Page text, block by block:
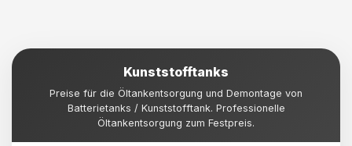
Kunststofftanks
Preise für die Öltankentsorgung und Demontage von
Batterietanks / Kunststofftank. Professionelle
Öltankentsorgung zum Festpreis.